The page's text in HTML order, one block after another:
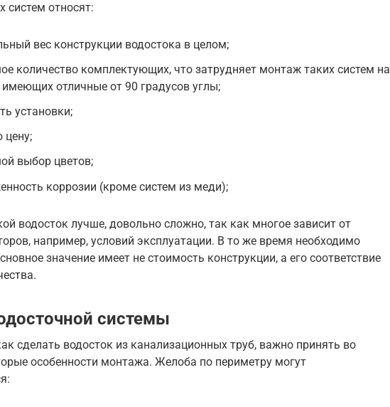
систем относят:
вес конструкции водостока в целом;
количество комплектующих, что затрудняет монтаж таких систем на
отличные от 90 градусов углы;
установки;
цену;
выбор цветов;
коррозии (кроме систем из меди);
водосток лучше, довольно сложно, так как многое зависит от
например, условий эксплуатации. В то же время необходимо
значение имеет не стоимость конструкции, а его соответствие
системы
сделать водосток из канализационных труб, важно принять во
особенности монтажа. Желоба по периметру могут